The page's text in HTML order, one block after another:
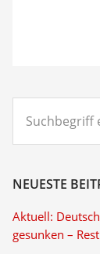
eingeben...
NEUESTE
Aktuell:
gesunken –